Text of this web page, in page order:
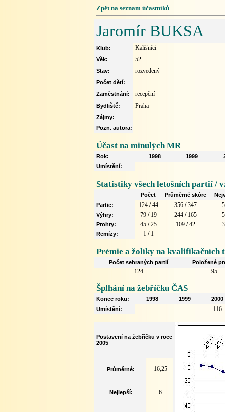
Zpět na seznam účastníků
Jaromír BUKSA
Klub: Kališníci
Věk: 52
Stav: rozvedený
Počet dětí:
Zaměstnání:
recepční
Bydliště: Praha
Zájmy:
Pozn. autora:
Účast na minulých MR
Rok: 1998 1999
Umístění:
Statistiky všech letošních partií /
Počet Průměrné skóre
Partie:
124/44 356/347
Výhry: 79/ 19 244 / 165
Prohry: 45/25 109/42
Remízy: 1/ 1
Prémie a žolíky na kvalifikačních
Počet sehraných partií Položené
124 95
Šplhání na žebříčku ČAS
Konec roku: 1998 1999
2000
Umístění:
116
Postavení na žebříčku v roce
2005
Průměrné: 16,25
Nejlepší: 6